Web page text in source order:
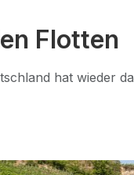
Flotten
hat wieder